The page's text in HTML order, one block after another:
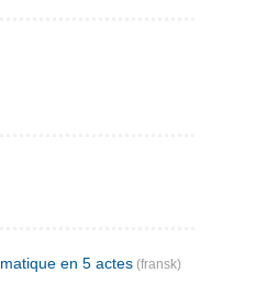
en 5 actes (fransk)